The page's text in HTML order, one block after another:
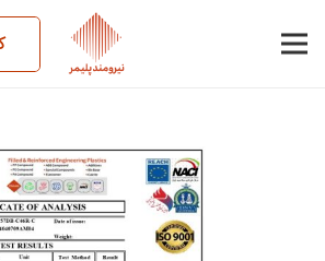
V57DB-
C46RC